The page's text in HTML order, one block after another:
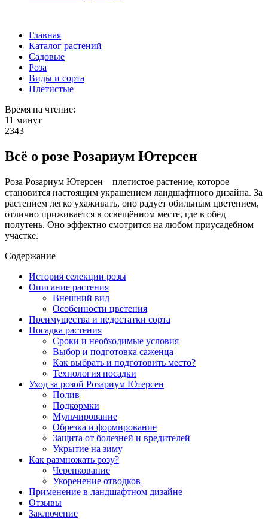
Главная
Каталог растений
Садовые
Роза
Виды и сорта
Плетистые
Время на чтение:
11 минут
2343
Всё о розе Розариум Ютерсен
Роза Розариум Ютерсен – плетистое растение, которое
становится настоящим украшением ландшафтного дизайна. За
растением легко ухаживать, оно радует обильным цветением,
отлично приживается в освещённом месте, где в обед
полутень. Оно эффектно смотрится на любом приусадебном
участке.
Содержание
История селекции розы
Описание растения
Внешний вид
Особенности цветения
Преимущества и недостатки сорта
Посадка растения
Сроки и необходимые условия
Выбор и подготовка саженца
Как выбрать и подготовить место?
Технология посадки
Уход за розой Розариум Ютерсен
Полив
Подкормки
Мульчирование
Обрезка и формирование
Защита от болезней и вредителей
Укрытие на зиму
Как размножать розу?
Черенкование
Укоренение отводков
Применение в ландшафтном дизайне
Отзывы
Заключение